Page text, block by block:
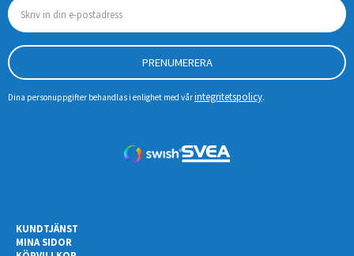
PRENUMERERA
Dina personuppgifter behandlas i enlighet med vårintegritetspolicy.
KUNDTJÄNST
MINA SIDOR